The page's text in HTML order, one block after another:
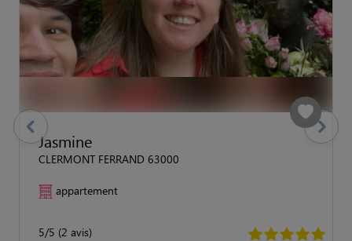
Jasmine
CLERMONT FERRAND 63000
appartement
5/5 (2 avis)
previous Suivant